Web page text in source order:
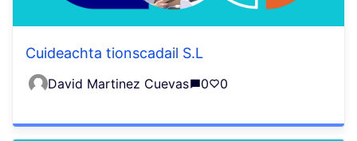
Cuideachta tionscadail S.L
David Martinez Cuevas 0 0